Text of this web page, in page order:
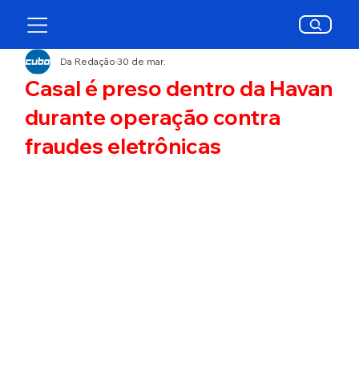
Casal é preso dentro da Havan
durante operação contra
fraudes eletrônicas
Da Redação30 de mar.